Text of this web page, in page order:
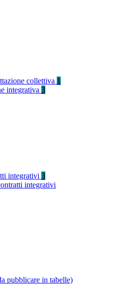
collettiva 1
integrativa 3
integrativi 3
integrativi
pubblicare in tabelle)